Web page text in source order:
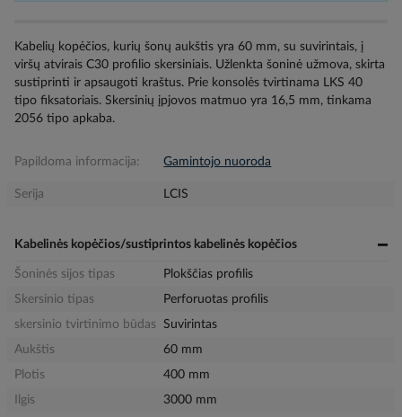
Kabelių kopėčios, kurių šonų aukštis yra 60 mm, su suvirintais, į
viršų atvirais C30 profilio skersiniais. Užlenkta šoninė užmova, skirta
sustiprinti ir apsaugoti kraštus. Prie konsolės tvirtinama LKS 40
tipo fiksatoriais. Skersinių įpjovos matmuo yra 16,5 mm, tinkama
2056 tipo apkaba.
Papildoma informacija: Gamintojo nuoroda
Serija LCIS
Kabelinės kopėčios/sustiprintos kabelinės kopėčios
Šoninės sijos tipas
Plokščias profilis
Skersinio tipas
Perforuotas profilis
skersinio tvirtinimo būdas
Suvirintas
Aukštis
60 mm
Plotis
400 mm
Ilgis
3000 mm